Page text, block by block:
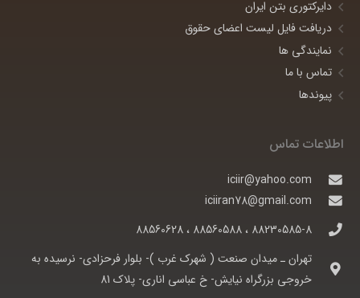
دایرکتوری بتن ایران
دریافت فایل لیست اعضای حقوق
نمایندگی ها
تماس با ما
پیوندها
اطلاعات تماس
iciir@yahoo.com
iciiran78@gmail.com
88230585-8 ، 88560588 ، 88560628
تهران ـ ميدان صنعت ( شهرک غرب )- بلوار فرحزادی- نرسيده به
خروجی بزرگراه نيايش- خ عباسی اناری- پلاک 81